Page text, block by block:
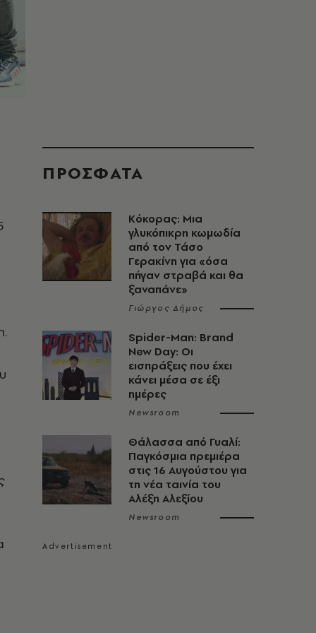
ΠΡΟΣΦΑΤΑ
Κόκορας: Μια
γλυκόπικρη κωμωδία
από τον Τάσο
Γερακίνη για «όσα
πήγαν στραβά και θα
ξαναπάνε»
Γιώργος Δήμος
Spider-Man: Brand
New Day: Οι
εισπράξεις που έχει
κάνει μέσα σε έξι
ημέρες
Newsroom
Θάλασσα από Γυαλί:
Παγκόσμια πρεμιέρα
στις 16 Αυγούστου για
τη νέα ταινία του
Αλέξη Αλεξίου
Newsroom